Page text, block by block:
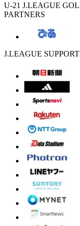
U-21 J.LEAGUE
PARTNERS
J.LEAGUE